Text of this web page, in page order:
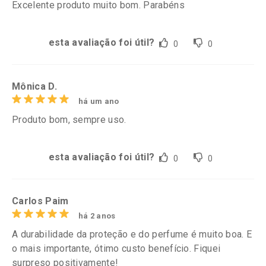
Excelente produto muito bom. Parabéns
esta avaliação foi útil? 0 0
Mônica D.
há um ano
Produto bom, sempre uso.
esta avaliação foi útil? 0 0
Carlos Paim
há 2 anos
A durabilidade da proteção e do perfume é muito boa. E
o mais importante, ótimo custo benefício. Fiquei
surpreso positivamente!